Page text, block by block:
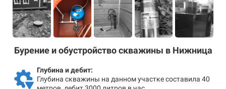
Бурение и обустройство скважины в Нижница
Глубина и дебит:
Глубина скважины на данном участке составила 40